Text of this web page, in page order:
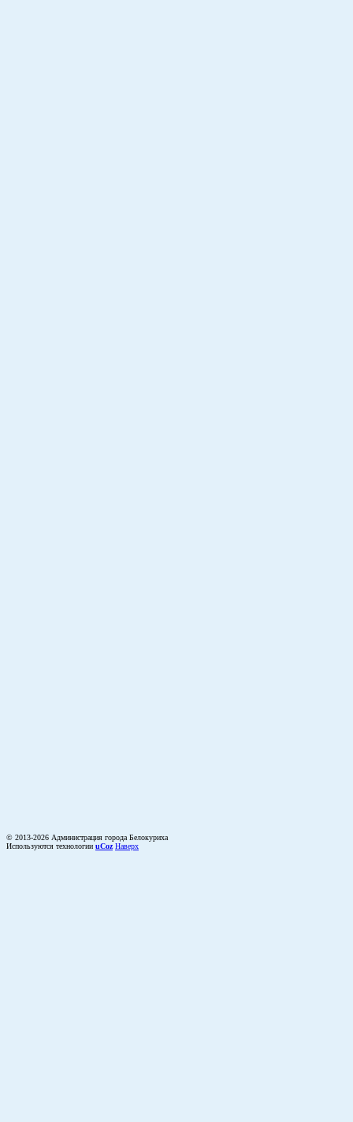
© 2013-2026 Администрация города Белокуриха
Используются технологии uCoz Наверх